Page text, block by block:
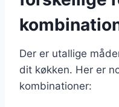
Der er utallige
dit køkken. Her er
kombinationer: